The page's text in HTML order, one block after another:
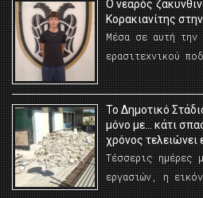
O νεαρός
Κορακιανίτης
Μέσα σε αυτή την
ερασιτεχνικού
Το Δημοτικό
μόνο με… κάτι
χρόνος τελειώνει
Τέσσερις ημέρες
εργασιών, η